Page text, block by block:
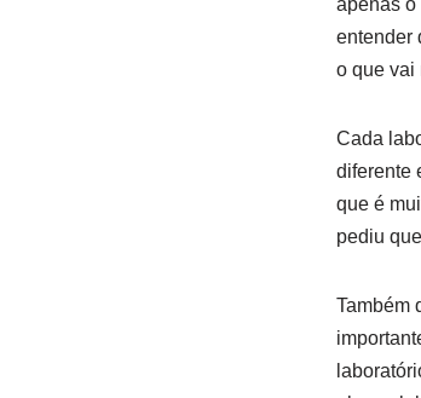
apenas o
entender
o que vai
Cada
diferente
que é
pediu
Também